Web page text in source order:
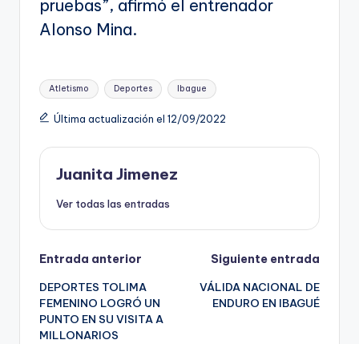
pruebas”, afirmó el entrenador
Alonso Mina.
Etiquetas:
Atletismo Deportes Ibague
Última actualización el 12/09/2022
Juanita Jimenez
Ver todas las entradas
Navegación
de
entradas
Entrada anterior
DEPORTES TOLIMA
FEMENINO LOGRÓ UN
PUNTO EN SU VISITA A
MILLONARIOS
Siguiente entrada
VÁLIDA NACIONAL DE
ENDURO EN IBAGUÉ